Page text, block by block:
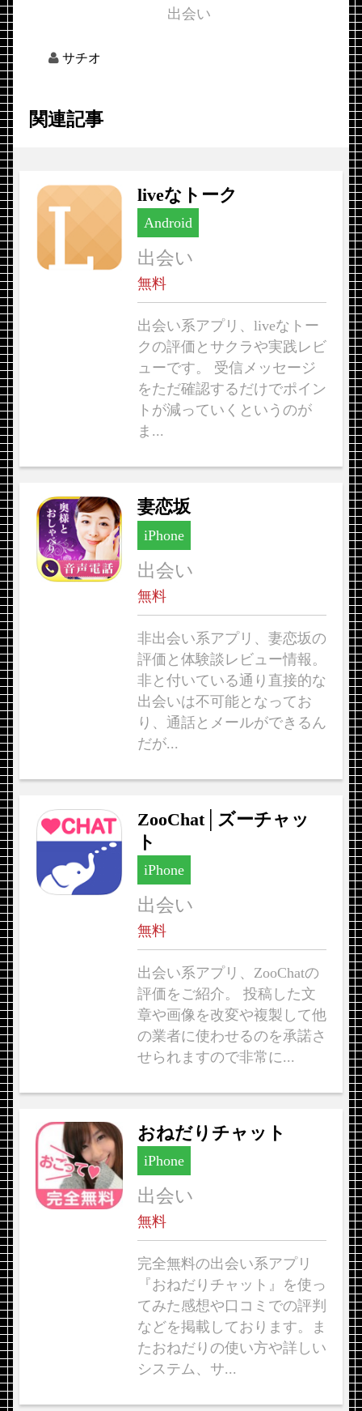
出会い
サチオ
関連記事
liveなトーク
Android
出会い
無料
出会い系アプリ、liveなトー
クの評価とサクラや実践レビ
ューです。 受信メッセージ
をただ確認するだけでポイン
トが減っていくというのが
ま...
妻恋坂
iPhone
出会い
無料
非出会い系アプリ、妻恋坂の
評価と体験談レビュー情報。
非と付いている通り直接的な
出会いは不可能となってお
り、通話とメールができるん
だが...
ZooChat│ズーチャッ
ト
iPhone
出会い
無料
出会い系アプリ、ZooChatの
評価をご紹介。 投稿した文
章や画像を改変や複製して他
の業者に使わせるのを承諾さ
せられますので非常に...
おねだりチャット
iPhone
出会い
無料
完全無料の出会い系アプリ
『おねだりチャット』を使っ
てみた感想や口コミでの評判
などを掲載しております。ま
たおねだりの使い方や詳しい
システム、サ...